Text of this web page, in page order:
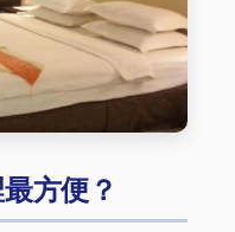
方便？